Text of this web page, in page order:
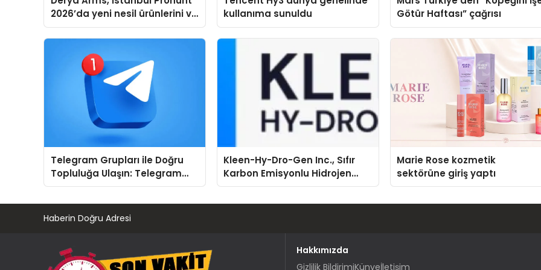
2026’da yeni nesil ürünlerini ve
global marka vizyonunu
sergiledi
kullanıma sunuldu
Götür Haftası” çağrısı
Telegram Grupları ile Doğru
Topluluğa Ulaşın: Telegram
Gruplarında Aradığınız Konuyu
Kleen-Hy-Dro-Gen Inc., Sıfır
Karbon Emisyonlu Hidrojen
Isıtma Teknolojisinde ISO ve
Marie Rose kozmetik
sektörüne giriş yaptı
Haberin Doğru Adresi
Hakkımızda
Gizlilik BildirimiKünyeİletişim